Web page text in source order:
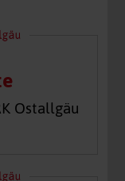
Ostallgäu